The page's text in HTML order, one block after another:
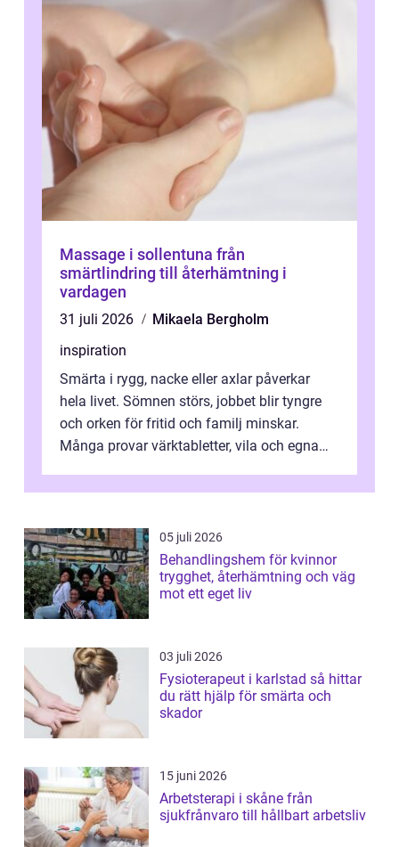
Massage i sollentuna från
smärtlindring till återhämtning i
vardagen
31 juli 2026
Mikaela Bergholm
inspiration
Smärta i rygg, nacke eller axlar påverkar
hela livet. Sömnen störs, jobbet blir tyngre
och orken för fritid och familj minskar.
Många provar värktabletter, vila och egna
05 juli 2026
Behandlingshem för kvinnor
trygghet, återhämtning och väg
mot ett eget liv
03 juli 2026
Fysioterapeut i karlstad så hittar
du rätt hjälp för smärta och
skador
15 juni 2026
Arbetsterapi i skåne från
sjukfrånvaro till hållbart arbetsliv